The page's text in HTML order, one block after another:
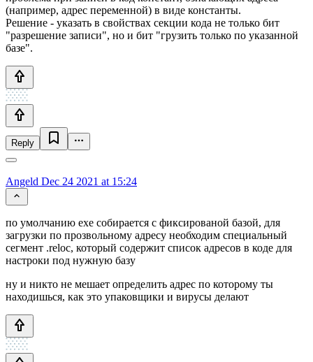
(например, адрес переменной) в виде константы.
Решение - указать в свойствах секции кода не только бит
"разрешение записи", но и бит "грузить только по указанной
базе".
Reply
Angeld Dec 24 2021 at 15:24
по умолчанию exe собирается с фиксированой базой, для
загрузки по прозвольному адресу необходим специальный
сегмент .reloc, который содержит список адресов в коде для
настроки под нужную базу
ну и никто не мешает определить адрес по которому ты
находишься, как это упаковщики и вирусы делают